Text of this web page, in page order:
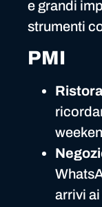
e grandi
strumenti
PMI
arrivi